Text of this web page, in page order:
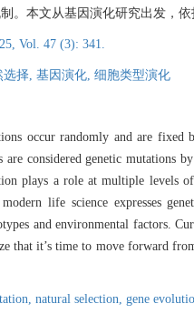
。本文从基因演化研究出发，
Vol. 47 (3): 341.
选择, 基因演化, 细胞类型演化
occur randomly and are fixed
are considered genetic mutations
plays a role at multiple levels
life science expresses
and environmental factors.
that it’s time to move forward
natural selection, gene